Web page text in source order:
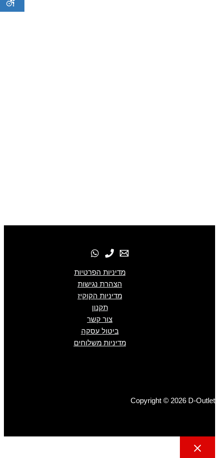
מדיניות הפרטיות
הצהרת נגישות
מדיניות הקוקיז
תקנון
צור קשר
ביטול עסקה
מדיניות משלוחים
Copyright © 2026 D-Outlet